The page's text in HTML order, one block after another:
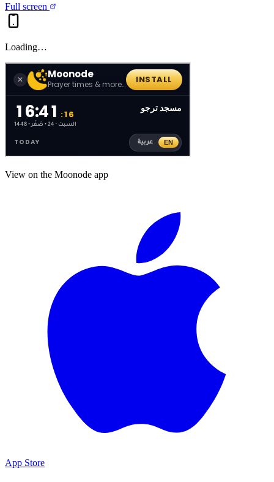
Full screen
Loading…
View on the Moonode app
App Store